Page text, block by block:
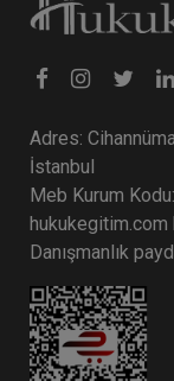
Tüketici
Sosyal
- VI. Oturum
Adres:
İstanbul
Meb Kurum
Danışmanlık